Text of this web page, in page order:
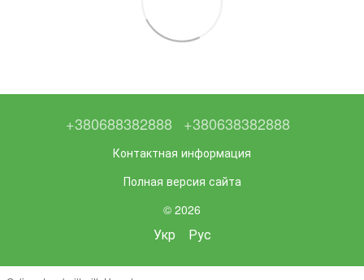
+380688382888 +380638382888
Контактная информация
Полная версия сайта
© 2026
Укр Рус